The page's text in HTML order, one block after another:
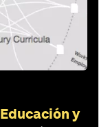
Educación y